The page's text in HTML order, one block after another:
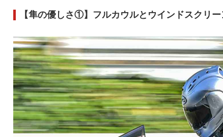
【隼の優しさ①】フルカウルとウインドスクリ